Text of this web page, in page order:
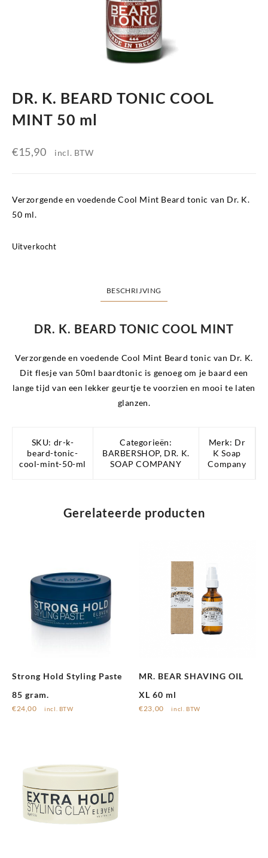
DR. K. BEARD TONIC COOL
MINT 50 ml
€15,90 incl. BTW
Verzorgende en voedende Cool Mint Beard tonic van Dr. K.
50 ml.
Uitverkocht
BESCHRIJVING
DR. K. BEARD TONIC COOL MINT
Verzorgende en voedende Cool Mint Beard tonic van Dr. K.
Dit flesje van 50ml baardtonic is genoeg om je baard een
lange tijd van een lekker geurtje te voorzien en mooi te laten
glanzen.
SKU: dr-k-
beard-tonic-
cool-mint-50-ml
Categorieën:
BARBERSHOP, DR. K.
SOAP COMPANY
Merk: Dr
K Soap
Company
Gerelateerde producten
Strong Hold Styling Paste
85 gram.
€24,00 incl. BTW
MR. BEAR SHAVING OIL
XL 60 ml
€23,00 incl. BTW